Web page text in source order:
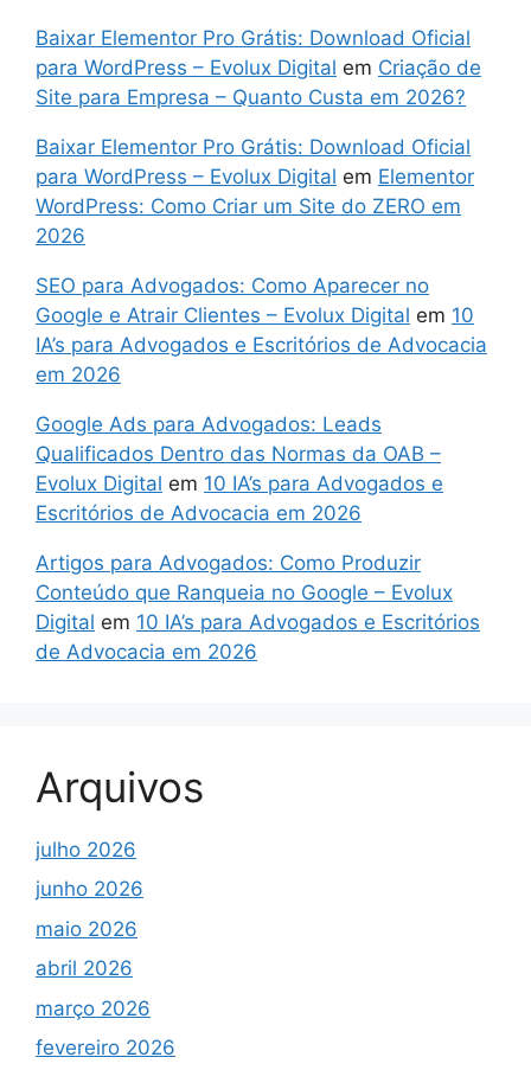
Baixar Elementor Pro Grátis: Download Oficial
para WordPress – Evolux Digital em Criação de
Site para Empresa – Quanto Custa em 2026?
Baixar Elementor Pro Grátis: Download Oficial
para WordPress – Evolux Digital em Elementor
WordPress: Como Criar um Site do ZERO em
2026
SEO para Advogados: Como Aparecer no
Google e Atrair Clientes – Evolux Digital em 10
IA’s para Advogados e Escritórios de Advocacia
em 2026
Google Ads para Advogados: Leads
Qualificados Dentro das Normas da OAB –
Evolux Digital em 10 IA’s para Advogados e
Escritórios de Advocacia em 2026
Artigos para Advogados: Como Produzir
Conteúdo que Ranqueia no Google – Evolux
Digital em 10 IA’s para Advogados e Escritórios
de Advocacia em 2026
Arquivos
julho 2026
junho 2026
maio 2026
abril 2026
março 2026
fevereiro 2026